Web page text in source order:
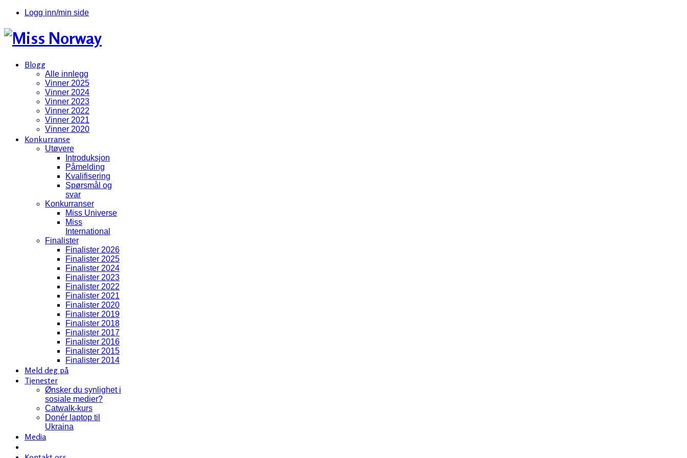
Logg inn/min side
Blogg
Alle innlegg
Vinner 2025
Vinner 2024
Vinner 2023
Vinner 2022
Vinner 2021
Vinner 2020
Konkurranse
Utøvere
Introduksjon
Påmelding
Kvalifisering
Spørsmål og
svar
Konkurranser
Miss Universe
Miss
International
Finalister
Finalister 2026
Finalister 2025
Finalister 2024
Finalister 2023
Finalister 2022
Finalister 2021
Finalister 2020
Finalister 2019
Finalister 2018
Finalister 2017
Finalister 2016
Finalister 2015
Finalister 2014
Meld deg på
Tjenester
Ønsker du synlighet i
sosiale medier?
Catwalk-kurs
Donér laptop til
Ukraina
Media